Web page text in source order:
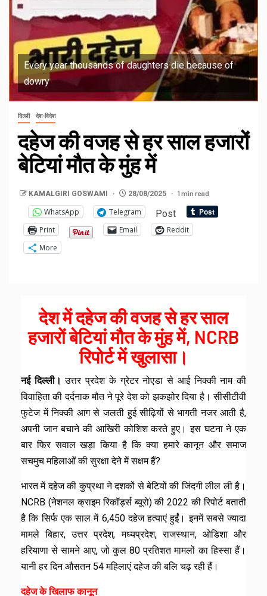
Every year thousands of daughters die because of
dowry
दिल्ली देश-विदेश
दहेज की वजह से हर साल हजारों
बेटियां मौत के मुंह में
KAMALGIRI GOSWAMI 28/08/2025 1 min read
WhatsApp Telegram Post
Print Email
Reddit
More
देश में दहेज की वजह से हर साल
हजारों बेटियां मौत के मुंह में, NCRB
रिपोर्ट में खुलासा।
नई दिल्ली। उत्तर प्रदेश के ग्रेटर नोएडा से आई निक्की नाम की
विवाहिता की दर्दनाक मौत ने पूरे देश को झकझोर दिया है। सीसीटीवी
फुटेज में निक्की आग से जलती हुई सीढ़ियों से भागती नजर आती है,
अपनी जान बचाने की आखिरी कोशिश करते हुए। इस घटना ने एक
बार फिर सवाल खड़ा किया है कि क्या हमारे कानून और समाज
सचमुच महिलाओं की सुरक्षा देने में सक्षम हैं?
भारत में दहेज की कुप्रथा ने दशकों से बेटियों की जिंदगी लील ली है।
NCRB (नेशनल क्राइम रिकॉर्ड्स ब्यूरो) की 2022 की रिपोर्ट बताती
है कि सिर्फ एक साल में 6,450 दहेज हत्याएं हुईं। इनमें सबसे ज्यादा
मामले बिहार, उत्तर प्रदेश, मध्यप्रदेश, राजस्थान, ओडिशा और
हरियाणा से सामने आए, जो कुल 80 प्रतिशत मामलों का हिस्सा हैं।
यानी हर दिन औसतन 54 महिलाएं दहेज की बलि चढ़ रही हैं।
दहेज के खिलाफ कानून